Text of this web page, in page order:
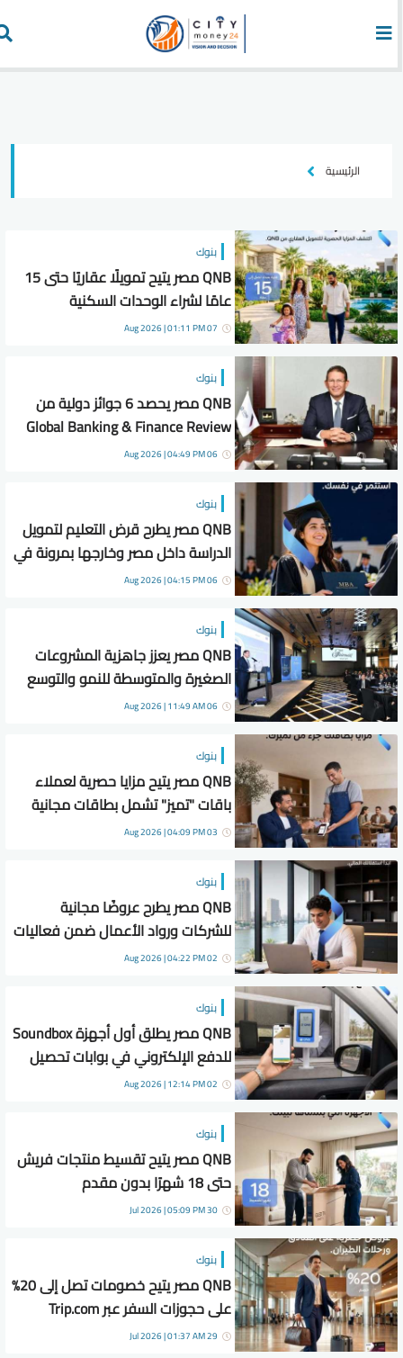
الرئيسية
بنوك
QNB مصر يتيح تمويلًا عقاريًا حتى 15
عامًا لشراء الوحدات السكنية
07 Aug 2026 | 01:11 PM
بنوك
QNB مصر يحصد 6 جوائز دولية من
Global Banking & Finance Review
لعام 2026
06 Aug 2026 | 04:49 PM
بنوك
QNB مصر يطرح قرض التعليم لتمويل
الدراسة داخل مصر وخارجها بمرونة في
العملة
06 Aug 2026 | 04:15 PM
بنوك
QNB مصر يعزز جاهزية المشروعات
الصغيرة والمتوسطة للنمو والتوسع
من خلال برنامج أبطال المشروعات
الصغيرة والمتوسطة
06 Aug 2026 | 11:49 AM
بنوك
QNB مصر يتيح مزايا حصرية لعملاء
باقات "تميز" تشمل بطاقات مجانية
ونقاط مكافآت
03 Aug 2026 | 04:09 PM
بنوك
QNB مصر يطرح عروضًا مجانية
للشركات ورواد الأعمال ضمن فعاليات
الشمول المالي
02 Aug 2026 | 04:22 PM
بنوك
QNB مصر يطلق أول أجهزة Soundbox
للدفع الإلكتروني في بوابات تحصيل
الرسوم للمركبات الملاكي
02 Aug 2026 | 12:14 PM
بنوك
QNB مصر يتيح تقسيط منتجات فريش
حتى 18 شهرًا بدون مقدم
30 Jul 2026 | 05:09 PM
بنوك
QNB مصر يتيح خصومات تصل إلى 20%
على حجوزات السفر عبر Trip.com
لحاملي بطاقات World Elite
29 Jul 2026 | 01:37 AM